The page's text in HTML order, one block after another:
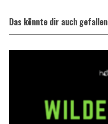
Das könnte dir auch gefallen